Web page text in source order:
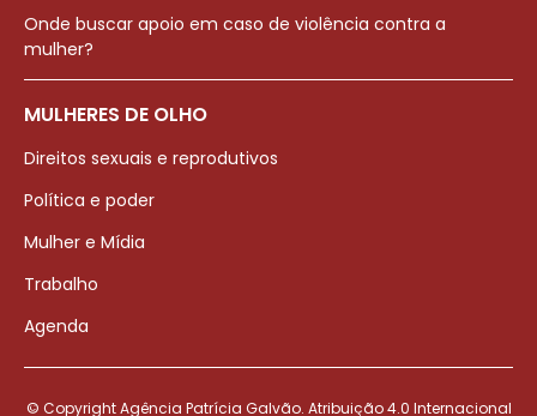
Onde buscar apoio em caso de violência contra a
mulher?
MULHERES DE OLHO
Direitos sexuais e reprodutivos
Política e poder
Mulher e Mídia
Trabalho
Agenda
© Copyright Agência Patrícia Galvão. Atribuição 4.0 Internacional